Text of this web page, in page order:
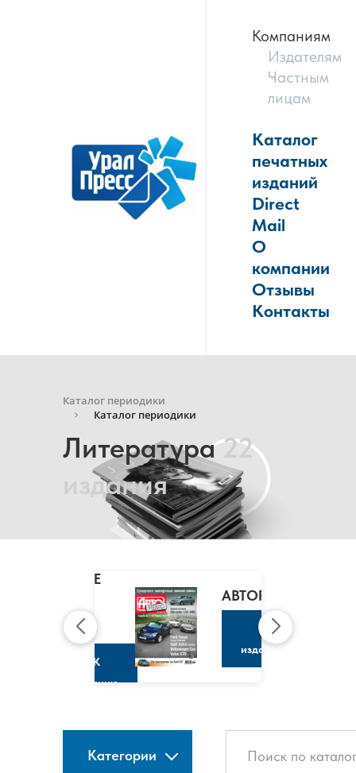
Компаниям
Издателям
Частным
лицам
Каталог
печатных
изданий
Direct
Mail
О
компании
Отзывы
Контакты
Каталог периодики
Каталог периодики
Литература22
издания
CLAIRE
МАРИ
КЛЭР
К
изданию
АВТОРЕВЮ
К
изданию
Категории